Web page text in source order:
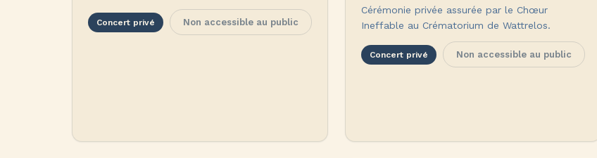
Concert privé Non accessible au public
Cérémonie privée assurée par le Chœur
Ineffable au Crématorium de Wattrelos.
Concert privé Non accessible au public